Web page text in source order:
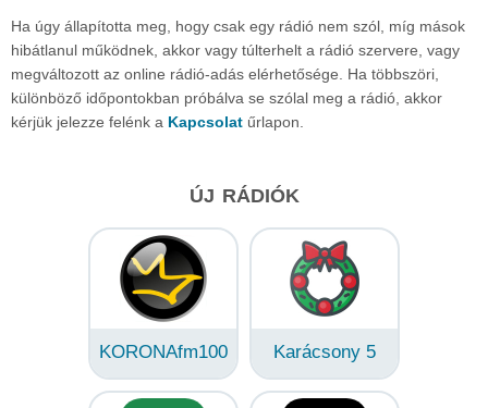
Ha úgy állapította meg, hogy csak egy rádió nem szól, míg mások
hibátlanul működnek, akkor vagy túlterhelt a rádió szervere, vagy
megváltozott az online rádió-adás elérhetősége. Ha többszöri,
különböző időpontokban próbálva se szólal meg a rádió, akkor
kérjük jelezze felénk a Kapcsolat űrlapon.
ÚJ RÁDIÓK
KORONAfm100 Karácsony 5